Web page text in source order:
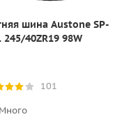
шина Austone SP-
245/40ZR19 98W
101
Много